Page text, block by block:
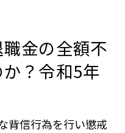
金の全額不
？令和5年
背信行為を行い懲戒